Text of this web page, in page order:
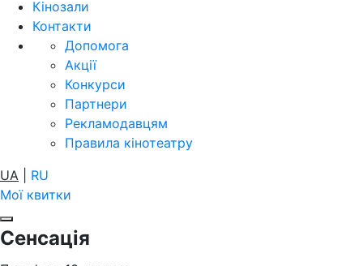
Кінозали
Контакти
Допомога
Акції
Конкурси
Партнери
Рекламодавцям
Правила кінотеатру
UA
RU
Мої квитки
Сенсація